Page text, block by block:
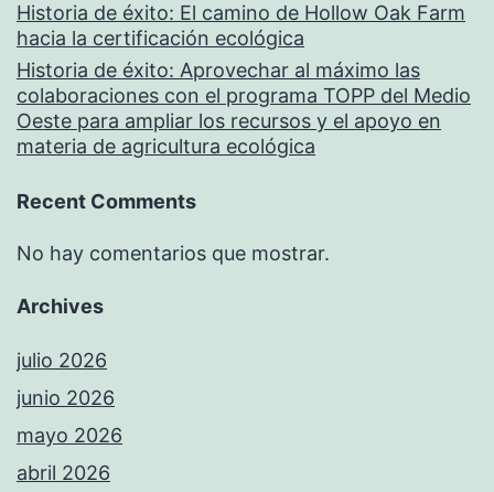
Historia de éxito: El camino de Hollow Oak Farm
hacia la certificación ecológica
Historia de éxito: Aprovechar al máximo las
colaboraciones con el programa TOPP del Medio
Oeste para ampliar los recursos y el apoyo en
materia de agricultura ecológica
Recent Comments
No hay comentarios que mostrar.
Archives
julio 2026
junio 2026
mayo 2026
abril 2026